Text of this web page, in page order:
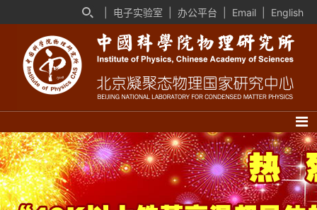
电子实验室 办公平台 Email English